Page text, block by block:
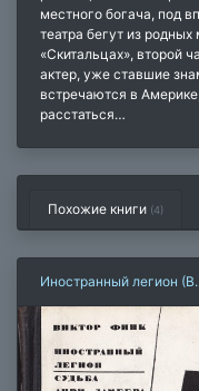
местного богача, под
театра бегут из
«Скитальцах», второй
актер, уже ставшие
встречаются в
расстаться…
Похожие книги (4)
Иностранный легион (В.